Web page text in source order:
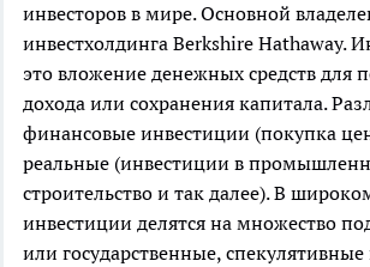
инвесторов в мире. Основной
инвестхолдинга Berkshire Hathaway.
это вложение денежных средств для
дохода или сохранения капитала.
финансовые инвестиции (покупка
реальные (инвестиции в
строительство и так далее). В
инвестиции делятся на множество
или государственные,